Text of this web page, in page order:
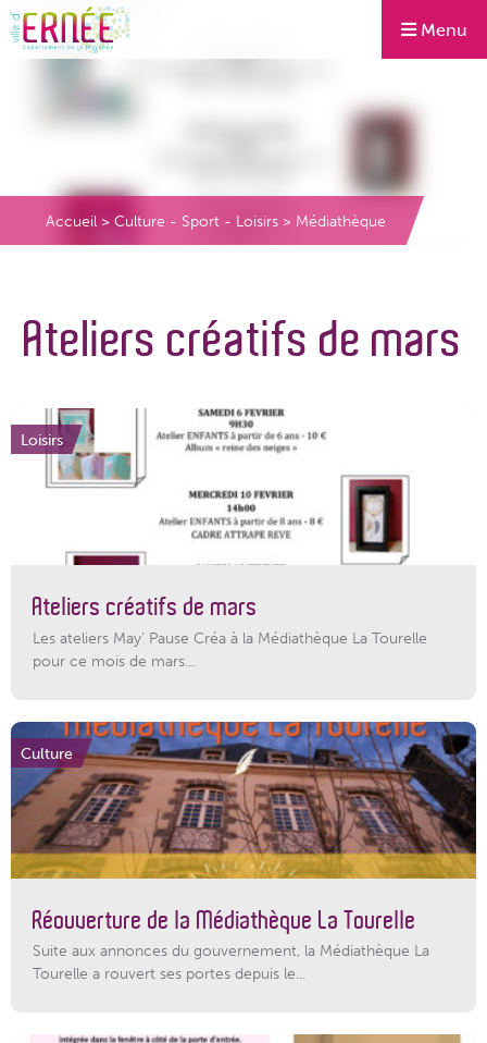
Menu
Accueil > Culture - Sport - Loisirs > Médiathèque
Ateliers créatifs de mars
Loisirs
Ateliers créatifs de mars
Les ateliers May' Pause Créa à la Médiathèque La Tourelle
pour ce mois de mars...
Culture
Réouverture de la Médiathèque La Tourelle
Suite aux annonces du gouvernement, la Médiathèque La
Tourelle a rouvert ses portes depuis le...